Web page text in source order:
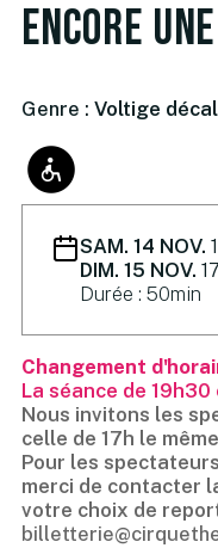
Encore
Genre : Voltige
SAM. 14 NOV.
DIM. 15 NOV.
Durée : 50min
Changement
La séance de
Nous invitons les
celle de 17h le
Pour les
merci de contacter
votre choix de